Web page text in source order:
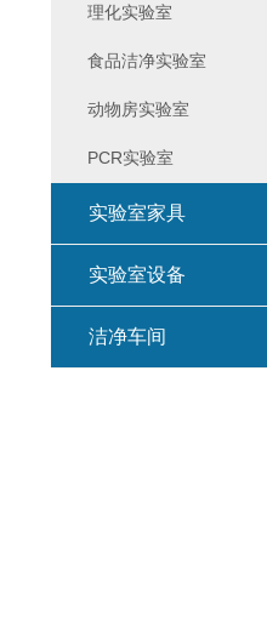
理化实验室
食品洁净实验室
动物房实验室
PCR实验室
实验室家具
实验室设备
洁净车间